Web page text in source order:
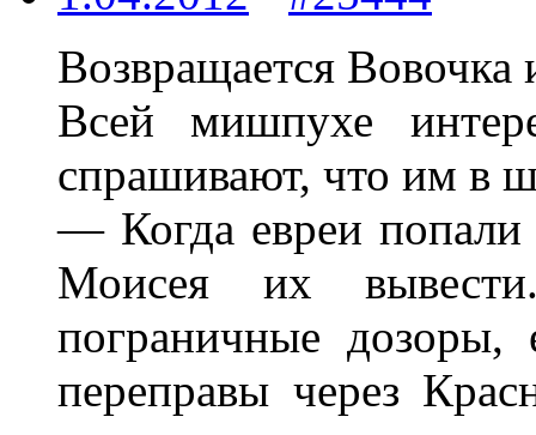
Возвращается Вовочка
Всей мишпухе
спрашивают, что им в
— Когда евреи попали
Моисея их
пограничные дозоры,
переправы через